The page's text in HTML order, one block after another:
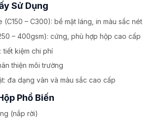
Sử Dụng
(C150 – C300): bề mặt láng, in màu sắc nét
– 400gsm): cứng, phù hợp hộp cao cấp
tiết kiệm chi phí
thiện môi trường
đa dạng vân và màu sắc cao cấp
Phổ Biến
(nắp rời)